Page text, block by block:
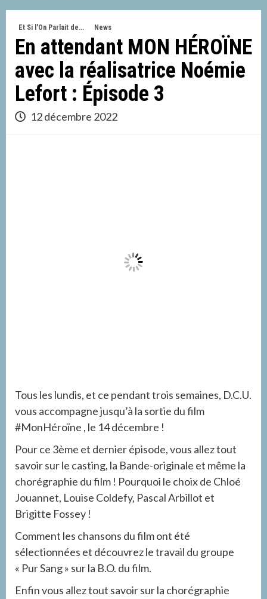
Et Si l'On Parlait de... News
En attendant MON HÉROÏNE
avec la réalisatrice Noémie
Lefort : Épisode 3
12 décembre 2022
Tous les lundis, et ce pendant trois semaines, D.C.U.
vous accompagne jusqu’à la sortie du film
#MonHéroïne , le 14 décembre !
Pour ce 3ème et dernier épisode, vous allez tout
savoir sur le casting, la Bande-originale et même la
chorégraphie du film ! Pourquoi le choix de Chloé
Jouannet, Louise Coldefy, Pascal Arbillot et
Brigitte Fossey !
Comment les chansons du film ont été
sélectionnées et découvrez le travail du groupe
« Pur Sang » sur la B.O. du film.
Enfin vous allez tout savoir sur la chorégraphie